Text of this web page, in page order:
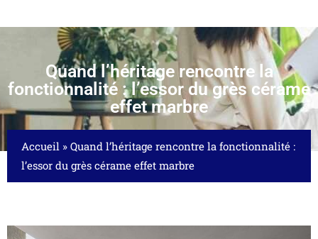
Quand l’héritage rencontre la
fonctionnalité : l’essor du grès cérame
effet marbre
Accueil » Quand l’héritage rencontre la fonctionnalité :
l’essor du grès cérame effet marbre